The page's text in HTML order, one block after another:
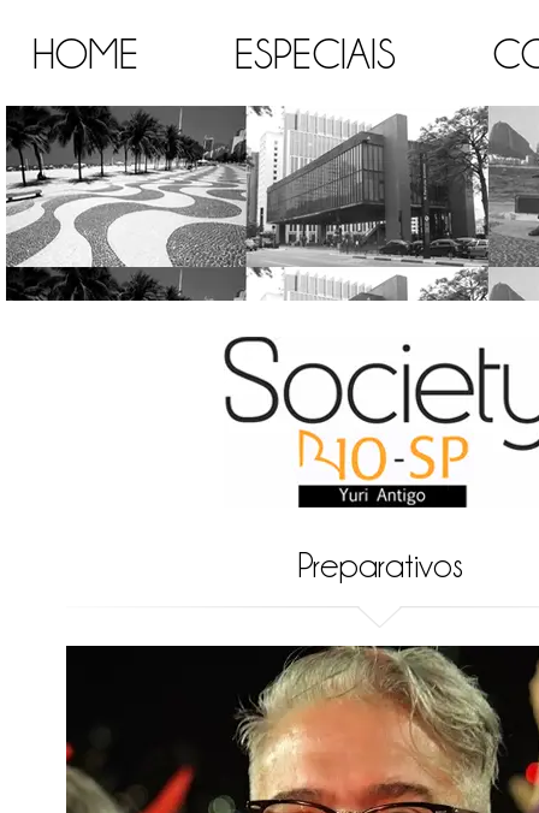
HOME ESPECIAIS
Preparativos